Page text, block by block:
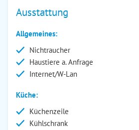
Ausstattung
Allgemeines:
Nichtraucher
Haustiere a. Anfrage
Internet/W-Lan
Küche:
Küchenzeile
Kühlschrank